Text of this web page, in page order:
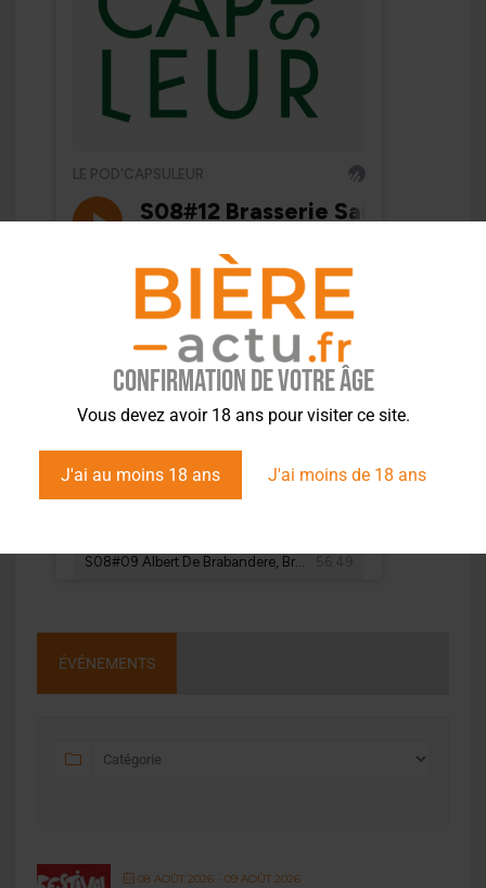
Confirmation de votre âge
Vous devez avoir 18 ans pour visiter ce site.
J'ai au moins 18 ans J'ai moins de 18 ans
ÉVÉNEMENTS
08 AOÛT 2026- 09 AOÛT 2026